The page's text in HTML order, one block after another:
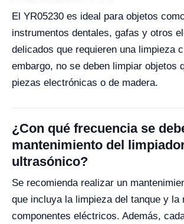
El YR05230 es ideal para objetos
instrumentos dentales, gafas y otros
delicados que requieren una limpieza
embargo, no se deben limpiar objetos
piezas electrónicas o de madera.
¿Con qué frecuencia se
mantenimiento del
ultrasónico?
Se recomienda realizar un
que incluya la limpieza del tanque y la
componentes eléctricos. Además,